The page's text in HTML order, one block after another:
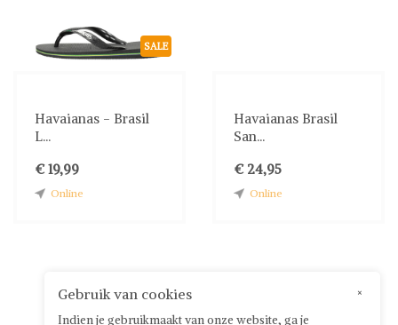
SALE
Havaianas - Brasil
L...
€ 19,99
Online
Havaianas Brasil
San...
€ 24,95
Online
×
Gebruik van cookies
Indien je gebruikmaakt van onze website, ga je